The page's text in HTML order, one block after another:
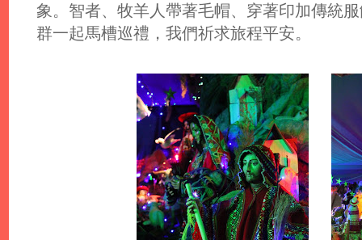
象。智者、牧羊人帶著毛帽、穿著印加傳統
群一起馬槽巡禮，我們祈求旅程平安。